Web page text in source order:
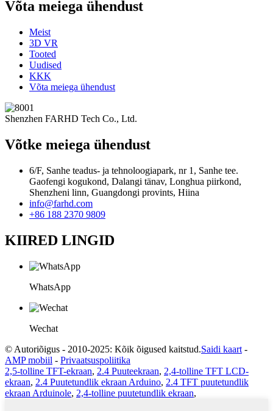
Võta meiega ühendust
Meist
3D VR
Tooted
Uudised
KKK
Võta meiega ühendust
Shenzhen FARHD Tech Co., Ltd.
Võtke meiega ühendust
6/F, Sanhe teadus- ja tehnoloogiapark, nr 1, Sanhe tee.
Gaofengi kogukond, Dalangi tänav, Longhua piirkond,
Shenzheni linn, Guangdongi provints, Hiina
info@farhd.com
+86 188 2370 9809
KIIRED LINGID
WhatsApp
Wechat
© Autoriõigus - 2010-2025: Kõik õigused kaitstud.Saidi kaart -
AMP mobiil - Privaatsuspoliitika
2,5-tolline TFT-ekraan, 2.4 Puuteekraan, 2,4-tolline TFT LCD-
ekraan, 2.4 Puutetundlik ekraan Arduino, 2.4 TFT puutetundlik
ekraan Arduinole, 2,4-tolline puutetundlik ekraan,